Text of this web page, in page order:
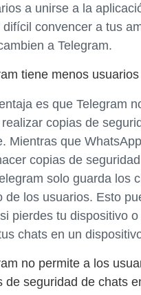
a unirse a la
difícil convencer a tus
a Telegram.
tiene menos
es que Telegram
copias de
Mientras que
copias de
solo guarda los
de los usuarios. Esto
pierdes tu dispositivo
chats en un
no permite a los
de seguridad de chats